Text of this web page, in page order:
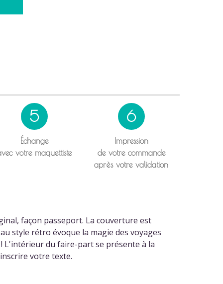
5
Échange
votre maquettiste
6
Impression
de votre commande
après votre validation
façon passeport. La couverture est
style rétro évoque la magie des voyages
L'intérieur du faire-part se présente à la
votre texte.